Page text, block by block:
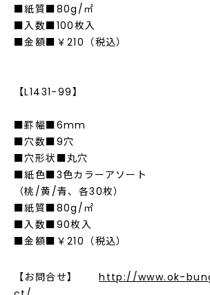
■紙質■80g/㎡
■入数■100枚入
■金額■￥210（税込）
【L1431-99】
■罫幅■6mm
■穴数■9穴
■穴形状■丸穴
■紙色■3色カラーアソート
（桃/黄/青、各30枚）
■紙質■80g/㎡
■入数■90枚入
■金額■￥210（税込）
【お問合せ】http://www.ok-